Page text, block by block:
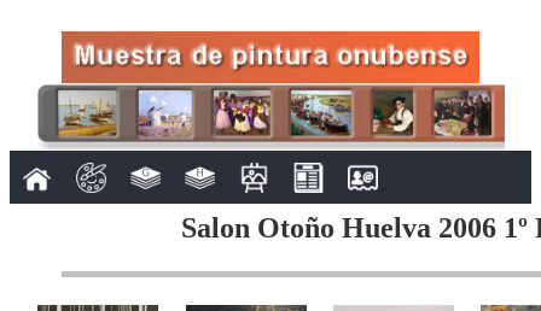
Salon Otoño Huelva 2006 1º